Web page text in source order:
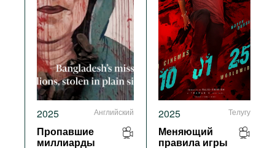
2025
Английский
Пропавшие
миллиарды
2025
Телугу
Меняющий
правила игры